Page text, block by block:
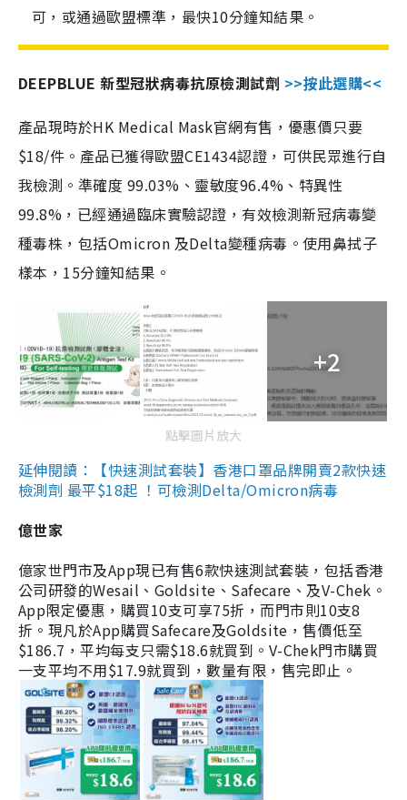
可，或通過歐盟標準，最快10分鐘知結果。
DEEPBLUE 新型冠狀病毒抗原檢測試劑 >>按此選購<<
產品現時於HK Medical Mask官網有售，優惠價只要
$18/件。產品已獲得歐盟CE1434認證，可供民眾進行自
我檢測。準確度 99.03%、靈敏度96.4%、特異性
99.8%，已經通過臨床實驗認證，有效檢測新冠病毒變
種毒株，包括Omicron 及Delta變種病毒。使用鼻拭子
樣本，15分鐘知結果。
+2
點擊圖片放大
延伸閱讀：【快速測試套裝】香港口罩品牌開賣2款快速
檢測劑 最平$18起 ！可檢測Delta/Omicron病毒
億世家
億家世門市及App現已有售6款快速測試套裝，包括香港
公司研發的Wesail、Goldsite、Safecare、及V-Chek。
App限定優惠，購買10支可享75折，而門市則10支8
折。現凡於App購買Safecare及Goldsite，售價低至
$186.7，平均每支只需$18.6就買到。V-Chek門市購買
一支平均不用$17.9就買到，數量有限，售完即止。